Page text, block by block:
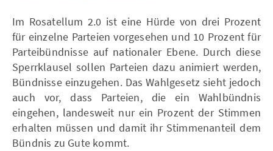
Im Rosatellum 2.0 ist eine Hürde von drei Prozent
für einzelne Parteien vorgesehen und 10 Prozent für
Parteibündnisse auf nationaler Ebene. Durch diese
Sperrklausel sollen Parteien dazu animiert werden,
Bündnisse einzugehen. Das Wahlgesetz sieht jedoch
auch vor, dass Parteien, die ein Wahlbündnis
eingehen, landesweit nur ein Prozent der Stimmen
erhalten müssen und damit ihr Stimmenanteil dem
Bündnis zu Gute kommt.